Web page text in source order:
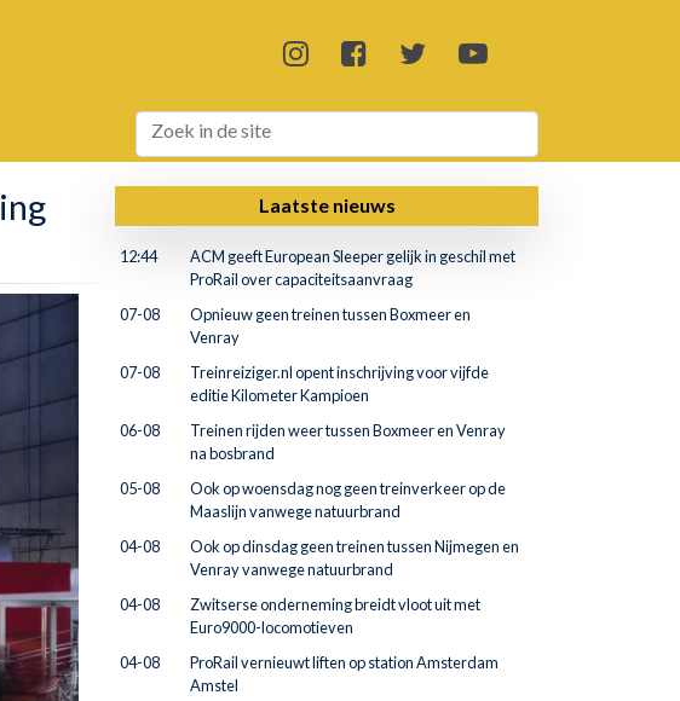
Laatste nieuws
12:44
ACM geeft European Sleeper gelijk in geschil met
ProRail over capaciteitsaanvraag
07-08
Opnieuw geen treinen tussen Boxmeer en
Venray
07-08
Treinreiziger.nl opent inschrijving voor vijfde
editie Kilometer Kampioen
06-08
Treinen rijden weer tussen Boxmeer en Venray
na bosbrand
05-08
Ook op woensdag nog geen treinverkeer op de
Maaslijn vanwege natuurbrand
04-08
Ook op dinsdag geen treinen tussen Nijmegen en
Venray vanwege natuurbrand
04-08
Zwitserse onderneming breidt vloot uit met
Euro9000-locomotieven
04-08
ProRail vernieuwt liften op station Amsterdam
Amstel